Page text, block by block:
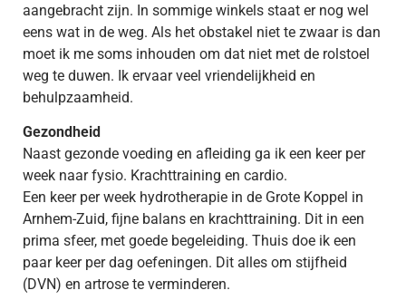
aangebracht zijn. In sommige winkels staat er nog wel
eens wat in de weg. Als het obstakel niet te zwaar is dan
moet ik me soms inhouden om dat niet met de rolstoel
weg te duwen. Ik ervaar veel vriendelijkheid en
behulpzaamheid.
Gezondheid
Naast gezonde voeding en afleiding ga ik een keer per
week naar fysio. Krachttraining en cardio.
Een keer per week hydrotherapie in de Grote Koppel in
Arnhem-Zuid, fijne balans en krachttraining. Dit in een
prima sfeer, met goede begeleiding. Thuis doe ik een
paar keer per dag oefeningen. Dit alles om stijfheid
(DVN) en artrose te verminderen.